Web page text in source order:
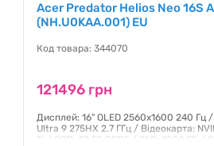
Acer Predator Helios Neo 16S
(NH.U0KAA.001) EU
Код товара: 344070
121496 грн
Дисплей: 16" OLED 2560x1600 240 Гц
Ultra 9 275HX 2.7 ГГц / Відеокарта:
Ti / ОЗП: 32 ГБ DDR5 / SSD: 1000 ГБ /